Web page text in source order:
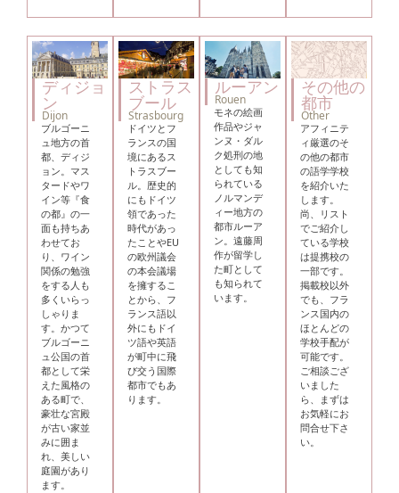
ディジョ
ン
Dijon
ブルゴーニ
ュ地方の首
都、ディジ
ョン。マス
タードやワ
イン等『食
の都』の一
面も持ちあ
わせてお
り、ワイン
関係の勉強
をする人も
多くいらっ
しゃりま
す。かつて
ブルゴーニ
ュ公国の首
都として栄
えた風格の
ある町で、
豪壮な宮殿
が古い家並
みに囲ま
れ、美しい
庭園があり
ます。
ストラス
ブール
Strasbourg
ドイツとフ
ランスの国
境にあるス
トラスブー
ル。歴史的
にもドイツ
領であった
時代があっ
たことやEU
の欧州議会
の本会議場
を擁するこ
とから、フ
ランス語以
外にもドイ
ツ語や英語
が町中に飛
び交う国際
都市でもあ
ります。
ルーアン
Rouen
モネの絵画
作品やジャ
ンヌ・ダル
ク処刑の地
としても知
られている
ノルマンデ
ィー地方の
都市ルーア
ン。遠藤周
作が留学し
た町として
も知られて
います。
その他の
都市
Other
アフィニテ
ィ厳選のそ
の他の都市
の語学学校
を紹介いた
します。
尚、リスト
でご紹介し
ている学校
は提携校の
一部です。
掲載校以外
でも、フラ
ンス国内の
ほとんどの
学校手配が
可能です。
ご相談ござ
いました
ら、まずは
お気軽にお
問合せ下さ
い。